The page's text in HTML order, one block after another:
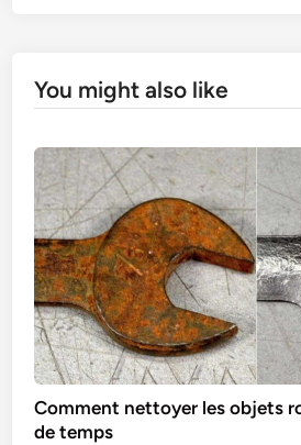
You might also like
Comment nettoyer les objets
de temps